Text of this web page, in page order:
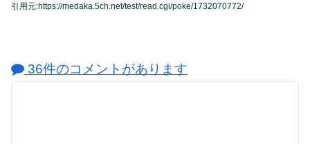
引用元:https://medaka.5ch.net/test/read.cgi/poke/1732070772/
36件のコメントがあります